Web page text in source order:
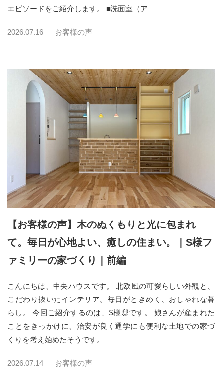
エピソードをご紹介します。 ■洗面室（ア
2026.07.16 お客様の声
【お客様の声】木のぬくもりと光に包まれ
て。毎日が心地よい、癒しの住まい。｜S様フ
ァミリーの家づくり｜前編
こんにちは、中央ハウスです。 北欧風の可愛らしい外観と、
こだわり抜いたインテリア。毎日がときめく、おしゃれな暮
らし。 今回ご紹介するのは、S様邸です。 娘さんが産まれた
ことをきっかけに、治安が良く通学にも便利な土地での家づ
くりを考え始めたそうです。
2026.07.14 お客様の声